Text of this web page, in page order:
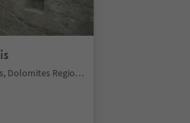
Tiso/Teis, Villnöss/Funes, Dolomites Region Lüsen Villnöss